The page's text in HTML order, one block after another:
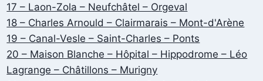
17 – Laon-Zola – Neufchâtel – Orgeval
18 – Charles Arnould – Clairmarais – Mont-d'Arène
19 – Canal-Vesle – Saint-Charles – Ponts
20 – Maison Blanche – Hôpital – Hippodrome – Léo
Lagrange – Châtillons – Murigny